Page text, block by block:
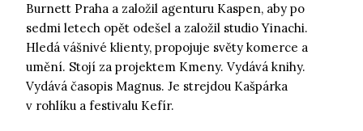
Burnett Praha a založil agenturu Kaspen, aby po
sedmi letech opět odešel a založil studio Yinachi.
Hledá vášnivé klienty, propojuje světy komerce a
umění. Stojí za projektem Kmeny. Vydává knihy.
Vydává časopis Magnus. Je strejdou Kašpárka
v rohlíku a festivalu Kefír.